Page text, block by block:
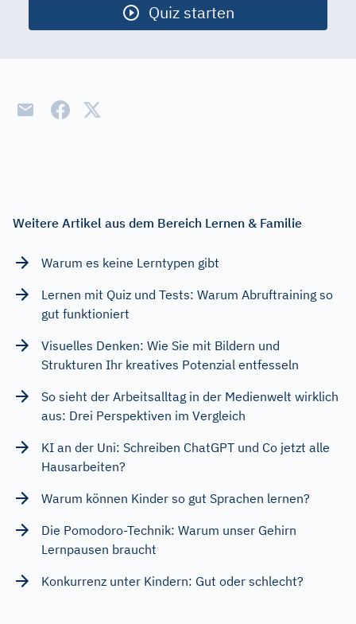
Quiz starten
Weitere Artikel aus dem Bereich Lernen & Familie
Warum es keine Lerntypen gibt
Lernen mit Quiz und Tests: Warum Abruftraining so
gut funktioniert
Visuelles Denken: Wie Sie mit Bildern und
Strukturen Ihr kreatives Potenzial entfesseln
So sieht der Arbeitsalltag in der Medienwelt wirklich
aus: Drei Perspektiven im Vergleich
KI an der Uni: Schreiben ChatGPT und Co jetzt alle
Hausarbeiten?
Warum können Kinder so gut Sprachen lernen?
Die Pomodoro-Technik: Warum unser Gehirn
Lernpausen braucht
Konkurrenz unter Kindern: Gut oder schlecht?